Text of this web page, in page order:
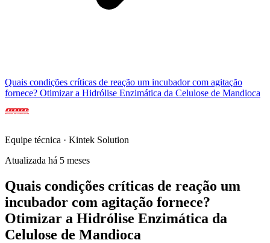
Quais condições críticas de reação um incubador com agitação
fornece? Otimizar a Hidrólise Enzimática da Celulose de Mandioca
Equipe técnica · Kintek Solution
Atualizada há 5 meses
Quais condições críticas de reação um
incubador com agitação fornece?
Otimizar a Hidrólise Enzimática da
Celulose de Mandioca